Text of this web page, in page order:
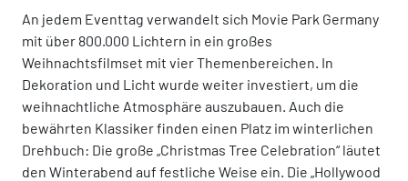
An jedem Eventtag verwandelt sich Movie Park Germany
mit über 800.000 Lichtern in ein großes
Weihnachtsfilmset mit vier Themenbereichen. In
Dekoration und Licht wurde weiter investiert, um die
weihnachtliche Atmosphäre auszubauen. Auch die
bewährten Klassiker finden einen Platz im winterlichen
Drehbuch: Die große „Christmas Tree Celebration“ läutet
den Winterabend auf festliche Weise ein. Die „Hollywood